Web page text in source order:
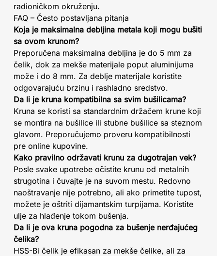
radioničkom okruženju.
FAQ – Često postavljana pitanja
Koja je maksimalna debljina metala koji mogu bušiti
sa ovom krunom?
Preporučena maksimalna debljina je do 5 mm za
čelik, dok za mekše materijale poput aluminijuma
može i do 8 mm. Za deblje materijale koristite
odgovarajuću brzinu i rashladno sredstvo.
Da li je kruna kompatibilna sa svim bušilicama?
Kruna se koristi sa standardnim držačem krune koji
se montira na bušilice ili stubne bušilice sa steznom
glavom. Preporučujemo proveru kompatibilnosti
pre online kupovine.
Kako pravilno održavati krunu za dugotrajan vek?
Posle svake upotrebe očistite krunu od metalnih
strugotina i čuvajte je na suvom mestu. Redovno
naoštravanje nije potrebno, ali ako primetite tupost,
možete je oštriti dijamantskim turpijama. Koristite
ulje za hlađenje tokom bušenja.
Da li je ova kruna pogodna za bušenje nerđajućeg
čelika?
HSS-Bi čelik je efikasan za mekše čelike, ali za